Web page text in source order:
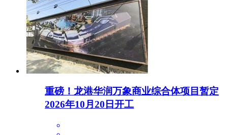
重磅！龙港华润万象商业综合体项目暂定
2026年10月20日开工